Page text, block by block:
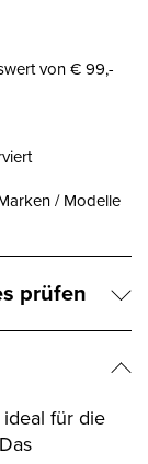
von € 99,-
/ Modelle
prüfen
für die